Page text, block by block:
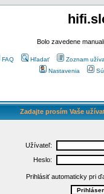
Bolo zavedene
FAQ Hľadať Zoznam
Nastavenia
Zadajte prosím Vaše
Užívateľ:
Heslo:
Prihlásiť automaticky pri